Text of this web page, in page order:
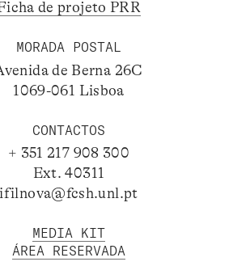
de projeto PRR
MORADA POSTAL
de Berna 26C
1069-061 Lisboa
CONTACTOS
+ 351 217 908 300
Ext. 40311
ifilnova@fcsh.unl.pt
MEDIA KIT
ÁREA RESERVADA